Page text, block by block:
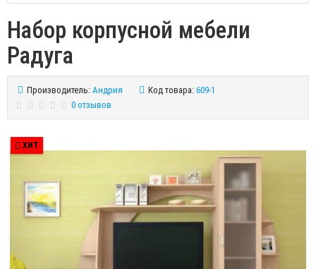
Набор корпусной мебели
Радуга
Производитель: Андрия Код товара: 609-1
0 отзывов
ХИТ